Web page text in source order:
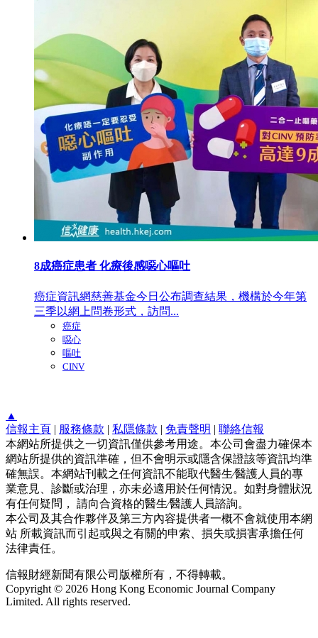
8成癌症患者 化療後感噁心嘔吐
癌症資訊網慈善基金今日公布調查結果，機構於今年第
三季以網上問卷形式，訪問...
癌症
噁心
嘔吐
CINV
▲
信報主頁 | 服務條款 | 私隱條款 | 免責聲明 | 聯絡信報
本網站所提供之一切資訊僅供參考用途。本公司會盡力確保本
網站所提供的資訊準確，但不會明示或隱含保證該等資訊均準
確無誤。本網站刊載之任何資訊不能取代醫生∕醫護人員的專
業意見、診斷或治理，亦未必適用於任何情況。如對身體狀況
有任何疑問， 請向合資格的醫生∕醫護人員諮詢。
本公司及其合作夥伴及第三方內容提供者一概不會就使用本網
站 所載資訊而引起或與之有關的申索、損失或損害承擔任何
法律責任。
信報財經新聞有限公司版權所有，不得轉載。
Copyright © 2026 Hong Kong Economic Journal Company
Limited. All rights reserved.